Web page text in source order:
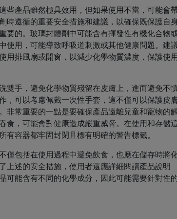
些產品雖然極具效用，但如果使用不當，可能會
時遵循的重要安全措施和建議，以確保既保護自
要的。玻璃封體劑中可能含有揮發性有機化合物
使用，可能導致呼吸道刺激或其他健康問題。建
用排風扇或開窗，以減少化學物質濃度，保護使用
雙手，避免化學物質殘留在皮膚上，進而避免不
，可以考慮佩戴一次性手套，這不僅可以保護皮
非常重要的一點是要確保產品遠離兒童和寵物的
食，可能會對健康造成嚴重威脅。在使用和存儲這
容器都牢固封閉且標有明確的警告標籤。
僅包括在使用過程中避免飲食，也應在儲存時將
上述的安全措施，使用者還應詳細閱讀產品說明
可能含有不同的化學成分，因此可能需要針對性